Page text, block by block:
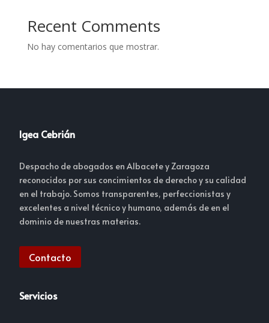
Recent Comments
No hay comentarios que mostrar.
Igea Cebrián
Despacho de abogados en Albacete y Zaragoza
reconocidos por sus concimientos de derecho y su calidad
en el trabajo. Somos transparentes, perfeccionistas y
excelentes a nivel técnico y humano, además de en el
dominio de nuestras materias.
Contacto
Servicios